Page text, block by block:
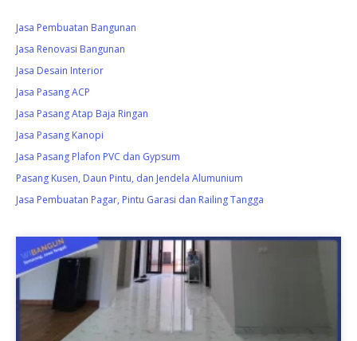
Jasa Pembuatan Bangunan
Jasa Renovasi Bangunan
Jasa Desain Interior
Jasa Pasang ACP
Jasa Pasang Atap Baja Ringan
Jasa Pasang Kanopi
Jasa Pasang Plafon PVC dan Gypsum
Pasang Kusen, Daun Pintu, dan Jendela Alumunium
Jasa Pembuatan Pagar, Pintu Garasi dan Railing Tangga